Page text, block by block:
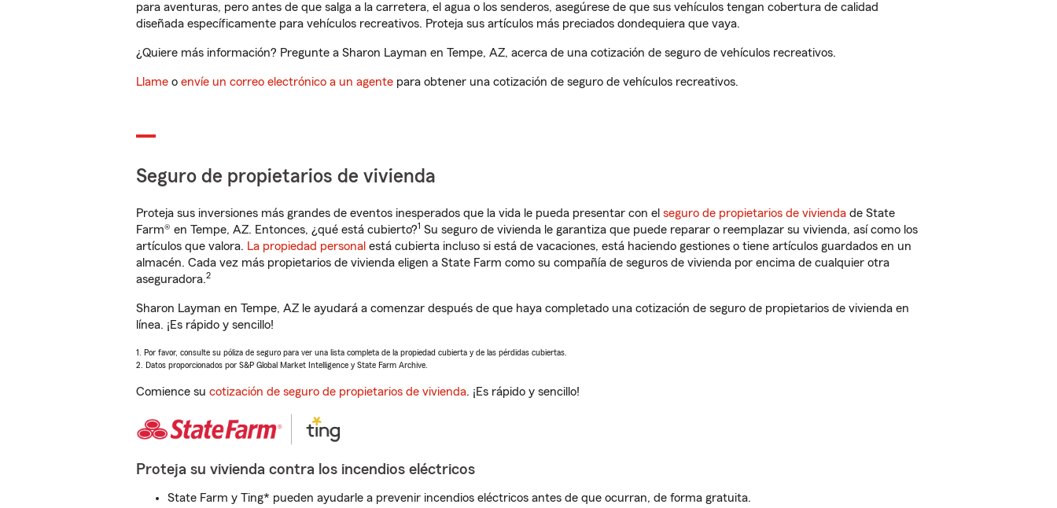
para aventuras, pero antes de que salga a la carretera, el agua o los senderos, asegúrese de que sus vehículos tengan cobertura de calidad
diseñada específicamente para vehículos recreativos. Proteja sus artículos más preciados dondequiera que vaya.
¿Quiere más información? Pregunte a Sharon Layman en Tempe, AZ, acerca de una cotización de seguro de vehículos recreativos.
Llame o envíe un correo electrónico a un agente para obtener una cotización de seguro de vehículos recreativos.
Seguro de propietarios de vivienda
Proteja sus inversiones más grandes de eventos inesperados que la vida le pueda presentar con el seguro de propietarios de vivienda de State
Farm® en Tempe, AZ. Entonces, ¿qué está cubierto?1 Su seguro de vivienda le garantiza que puede reparar o reemplazar su vivienda, así como los
artículos que valora. La propiedad personal está cubierta incluso si está de vacaciones, está haciendo gestiones o tiene artículos guardados en un
almacén. Cada vez más propietarios de vivienda eligen a State Farm como su compañía de seguros de vivienda por encima de cualquier otra
aseguradora.2
Sharon Layman en Tempe, AZ le ayudará a comenzar después de que haya completado una cotización de seguro de propietarios de vivienda en
línea. ¡Es rápido y sencillo!
1. Por favor, consulte su póliza de seguro para ver una lista completa de la propiedad cubierta y de las pérdidas cubiertas.
2. Datos proporcionados por S&P Global Market Intelligence y State Farm Archive.
Comience su cotización de seguro de propietarios de vivienda. ¡Es rápido y sencillo!
Proteja su vivienda contra los incendios eléctricos
State Farm y Ting* pueden ayudarle a prevenir incendios eléctricos antes de que ocurran, de forma gratuita.